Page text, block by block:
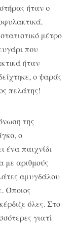
ήταν ο
μέτρο
που
ήταν
ο ψαράς
πελάτης!
της
ο
ένα παιχνίδι
με αριθμούς
αμυγδάλου
Όποιος
όλες. Στο
γιατί